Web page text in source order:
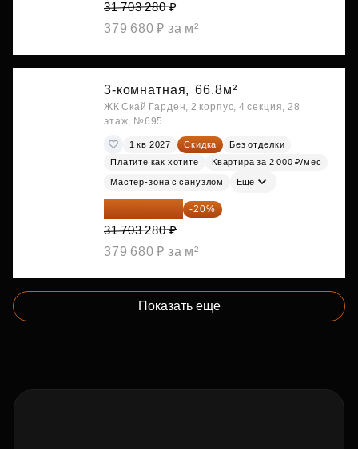
31 703 280 ₽
379 680 ₽ за м²
3-комнатная, 66.8м²
ЖК Скай Гарден, 2 корпус, 4 секция, 28
этаж, №695
1 кв 2027 Скидка
Без отделки
Платите как хотите
Квартира за 2 000 ₽/мес
Мастер-зона с санузлом Ещё
25 362 624 ₽ -20%
31 703 280 ₽
379 680 ₽ за м²
Показать еще